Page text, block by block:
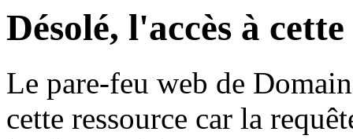
Désolé, l'accès à
Le pare-feu web de
cette ressource car la